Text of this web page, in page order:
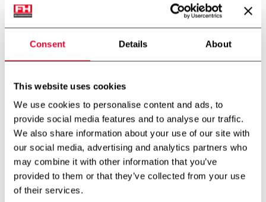
Consent Details About
This website uses cookies
We use cookies to personalise content and ads, to
provide social media features and to analyse our traffic.
We also share information about your use of our site with
our social media, advertising and analytics partners who
may combine it with other information that you’ve
provided to them or that they’ve collected from your use
of their services.
Øvrigt udstyr
Firmaprofil
Om os
Teknologicenter
Cases
Downloads
Job
Job
Kontakt
FH Scandinox DK
FH Scandinox Norge
Forside
Øvrigt udstyr